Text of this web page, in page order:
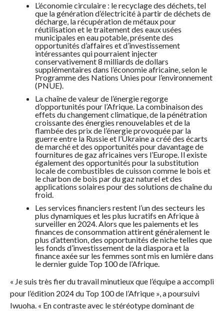
L’économie circulaire : le recyclage des déchets, tel
que la génération d’électricité à partir de déchets de
décharge, la récupération de métaux pour
réutilisation et le traitement des eaux usées
municipales en eau potable, présente des
opportunités d’affaires et d’investissement
intéressantes qui pourraient injecter
conservativement 8 milliards de dollars
supplémentaires dans l’économie africaine, selon le
Programme des Nations Unies pour l’environnement
(PNUE).
La chaîne de valeur de l’énergie regorge
d’opportunités pour l’Afrique. La combinaison des
effets du changement climatique, de la pénétration
croissante des énergies renouvelables et de la
flambée des prix de l’énergie provoquée par la
guerre entre la Russie et l’Ukraine a créé des écarts
de marché et des opportunités pour davantage de
fournitures de gaz africaines vers l’Europe. Il existe
également des opportunités pour la substitution
locale de combustibles de cuisson comme le bois et
le charbon de bois par du gaz naturel et des
applications solaires pour des solutions de chaîne du
froid.
Les services financiers restent l’un des secteurs les
plus dynamiques et les plus lucratifs en Afrique à
surveiller en 2024. Alors que les paiements et les
finances de consommation attirent généralement le
plus d’attention, des opportunités de niche telles que
les fonds d’investissement de la diaspora et la
finance axée sur les femmes sont mis en lumière dans
le dernier guide Top 100 de l’Afrique.
« Je suis très fier du travail minutieux que l’équipe a accompli
pour l’édition 2024 du Top 100 de l’Afrique », a poursuivi
Iwuoha. « En contraste avec le stéréotype dominant de